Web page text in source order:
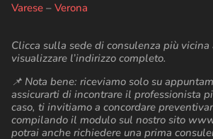
Varese– Verona
Clicca sulla sede di consulenza più vicina
visualizzare l’indirizzo completo.
📌 Nota bene: riceviamo solo su
assicurarti di incontrare il professionista
caso, ti invitiamo a concordare
compilando il modulo sul nostro sito
potrai anche richiedere una prima